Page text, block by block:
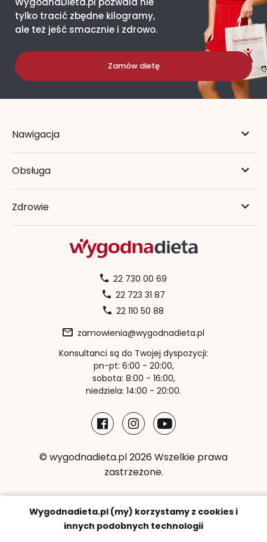
tylko tracić zbędne kilogramy,
ale też jeść smacznie i zdrowo.
Zamów dietę
Nawigacja
Obsługa
Zdrowie
22 730 00 69
22 723 31 87
22 110 50 88
zamowienia@wygodnadieta.pl
Konsultanci są do Twojej dyspozycji:
pn-pt: 6:00 - 20:00,
sobota: 8:00 - 16:00,
niedziela: 14:00 - 20:00.
© wygodnadieta.pl 2026 Wszelkie prawa
zastrzeżone.
Metody płatności:
Wygodnadieta.pl (my) korzystamy z cookies i
innych podobnych technologii